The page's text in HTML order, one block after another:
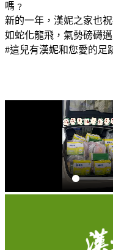
嗎﹖
新的一年，漢妮之家也
如蛇化龍飛，氣勢磅礴
#這兒有漢妮和您愛的足